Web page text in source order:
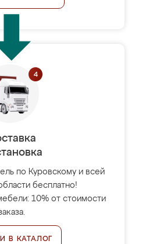
по Куровскому и всей
бесплатно!
10% от стоимости
В КАТАЛОГ